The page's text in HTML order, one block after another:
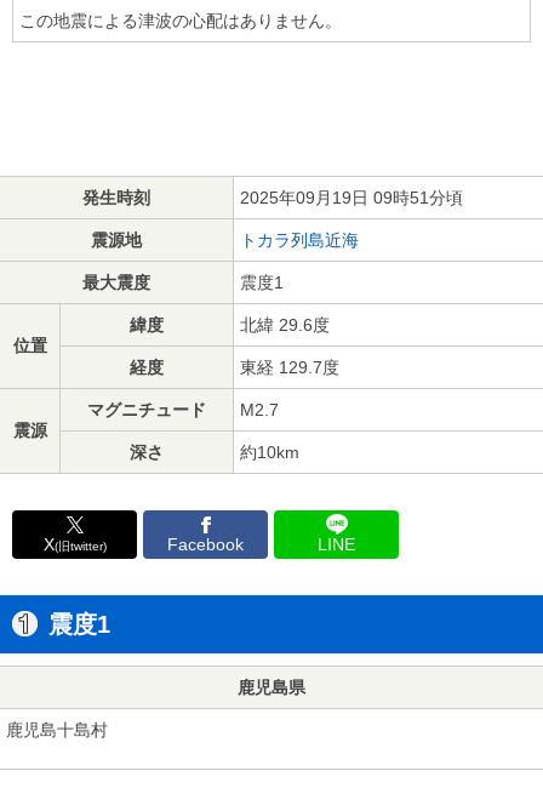
この地震による津波の心配はありません。
発生時刻 2025年09月19日 09時51分頃
震源地 トカラ列島近海
最大震度 震度1
位置
緯度 北緯 29.6度
経度 東経 129.7度
震源
マグニチュード M2.7
深さ 約10km
X(旧twitter) Facebook LINE
震度1
鹿児島県
鹿児島十島村